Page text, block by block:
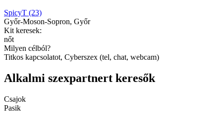
SpicyT (23)
Győr-Moson-Sopron, Győr
Kit keresek:
nőt
Milyen célból?
Titkos kapcsolatot, Cyberszex (tel, chat, webcam)
Alkalmi szexpartnert keresők
Csajok
Pasik